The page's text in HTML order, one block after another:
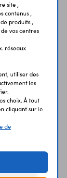
site ,
contenus ,
produits ,
vos centres
réseaux
utiliser des
les
choix. À tout
cliquant sur le
de